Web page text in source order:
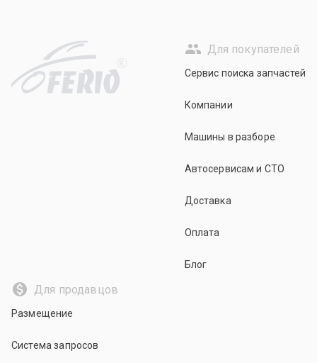
R
Для покупателей
Сервис поиска запчастей
Компании
Машины в разборе
Автосервисам и СТО
Доставка
Оплата
Блог
Для продавцов
Размещение
Система запросов